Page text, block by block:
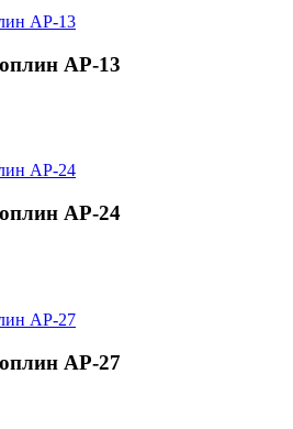
AP-13
AP-24
AP-27